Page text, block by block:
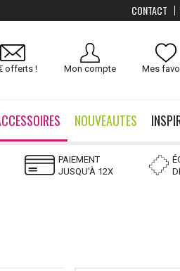
Mes
Mon compte
offerts !
NOUVEAUTES
PAIEMENT
JUSQU'À 12X
CONTACT